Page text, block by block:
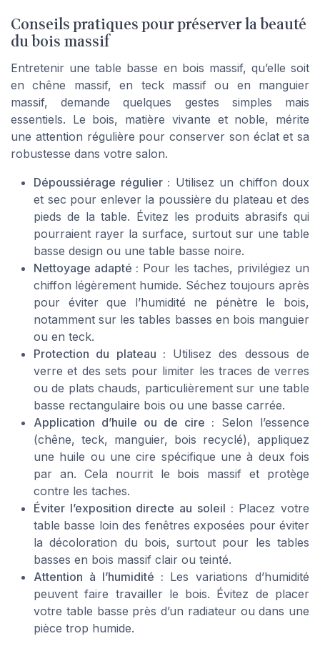
Conseils pratiques pour préserver la beauté
du bois massif
Entretenir une table basse en bois massif, qu’elle soit
en chêne massif, en teck massif ou en manguier
massif, demande quelques gestes simples mais
essentiels. Le bois, matière vivante et noble, mérite
une attention régulière pour conserver son éclat et sa
robustesse dans votre salon.
Dépoussiérage régulier : Utilisez un chiffon doux
et sec pour enlever la poussière du plateau et des
pieds de la table. Évitez les produits abrasifs qui
pourraient rayer la surface, surtout sur une table
basse design ou une table basse noire.
Nettoyage adapté : Pour les taches, privilégiez un
chiffon légèrement humide. Séchez toujours après
pour éviter que l’humidité ne pénètre le bois,
notamment sur les tables basses en bois manguier
ou en teck.
Protection du plateau : Utilisez des dessous de
verre et des sets pour limiter les traces de verres
ou de plats chauds, particulièrement sur une table
basse rectangulaire bois ou une basse carrée.
Application d’huile ou de cire : Selon l’essence
(chêne, teck, manguier, bois recyclé), appliquez
une huile ou une cire spécifique une à deux fois
par an. Cela nourrit le bois massif et protège
contre les taches.
Éviter l’exposition directe au soleil : Placez votre
table basse loin des fenêtres exposées pour éviter
la décoloration du bois, surtout pour les tables
basses en bois massif clair ou teinté.
Attention à l’humidité : Les variations d’humidité
peuvent faire travailler le bois. Évitez de placer
votre table basse près d’un radiateur ou dans une
pièce trop humide.